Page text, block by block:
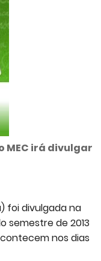
MEC irá divulgar
foi divulgada na
semestre de 2013
nos dias